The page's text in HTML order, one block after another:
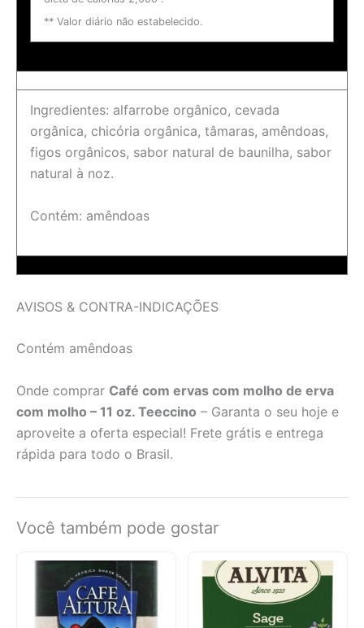
** Valor diário não estabelecido.
Ingredientes: alfarrobe orgânico, cevada
orgânica, chicória orgânica, tâmaras, amêndoas,
figos orgânicos, sabor natural de baunilha, sabor
natural à noz.
Contém: amêndoas
AVISOS & CONTRA-INDICAÇÕES
Contém amêndoas
Onde comprar Café com ervas com molho de erva
com molho – 11 oz. Teeccino – Garanta o seu hoje e
aproveite a oferta especial! Frete grátis e entrega
rápida para todo o Brasil.
Você também pode gostar